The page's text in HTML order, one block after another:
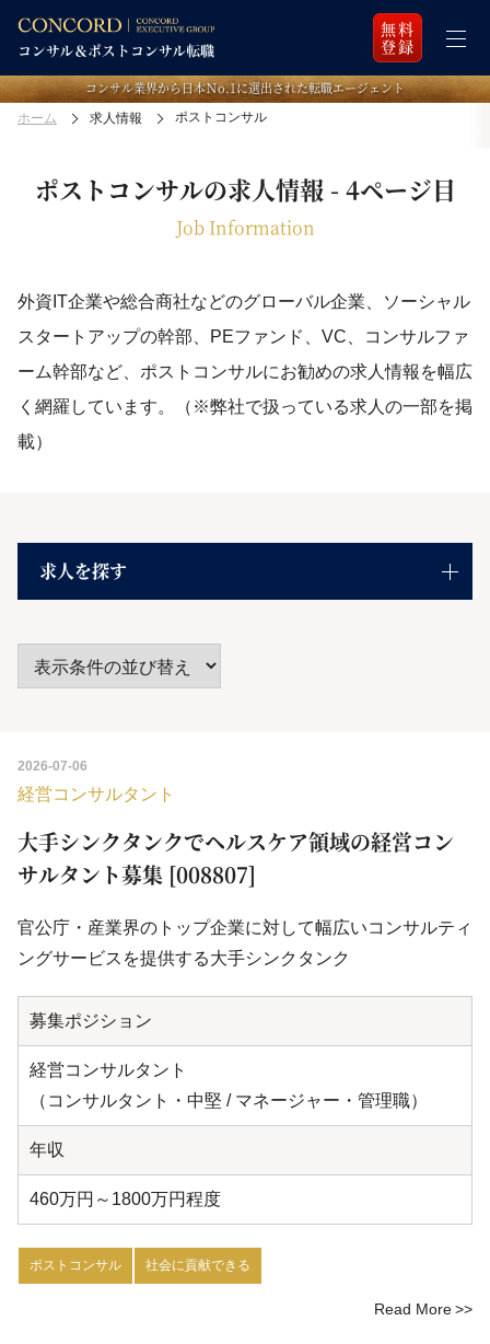
無料
登録
コンサル業界から日本Ｎo.1に選出された転職エージェント
ホーム 求人情報 ポストコンサル
ポストコンサルの求人情報 - 4ページ目
Job Information
外資IT企業や総合商社などのグローバル企業、ソーシャル
スタートアップの幹部、
PEファンド、VC、コンサルファ
ーム幹部など、 ポストコンサルにお勧めの求人情報を幅広
く網羅しています。
（※弊社で扱っている求人の一部を掲
載）
2026-07-06
経営コンサルタント
大手シンクタンクでヘルスケア領域の経営コン
サルタント募集 [008807]
官公庁・産業界のトップ企業に対して幅広いコンサルティ
ングサービスを提供する大手シンクタンク
募集ポジション
経営コンサルタント
（コンサルタント・中堅 / マネージャー・管理職）
年収
460万円～1800万円程度
ポストコンサル 社会に貢献できる
Read More
求人を探す